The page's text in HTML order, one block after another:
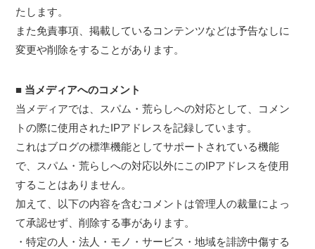
たします。
また免責事項、掲載しているコンテンツなどは予告なしに
変更や削除をすることがあります。
■ 当メディアへのコメント
当メディアでは、スパム・荒らしへの対応として、コメン
トの際に使用されたIPアドレスを記録しています。
これはブログの標準機能としてサポートされている機能
で、スパム・荒らしへの対応以外にこのIPアドレスを使用
することはありません。
加えて、以下の内容を含むコメントは管理人の裁量によっ
て承認せず、削除する事があります。
・特定の人・法人・モノ・サービス・地域を誹謗中傷する